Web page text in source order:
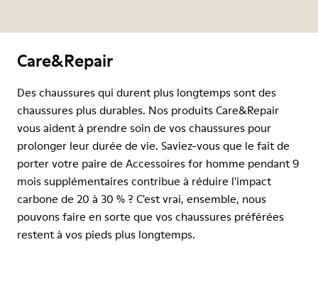
Care&Repair
Des chaussures qui durent plus longtemps sont des
chaussures plus durables. Nos produits Care&Repair
vous aident à prendre soin de vos chaussures pour
prolonger leur durée de vie. Saviez-vous que le fait de
porter votre paire de Accessoires for homme pendant 9
mois supplémentaires contribue à réduire l'impact
carbone de 20 à 30 % ? C'est vrai, ensemble, nous
pouvons faire en sorte que vos chaussures préférées
restent à vos pieds plus longtemps.